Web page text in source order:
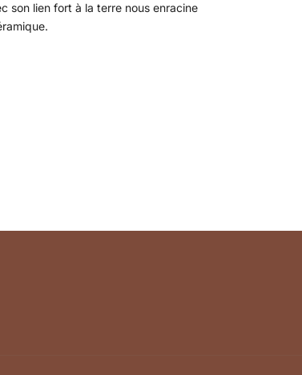
son lien fort à la terre nous enracine